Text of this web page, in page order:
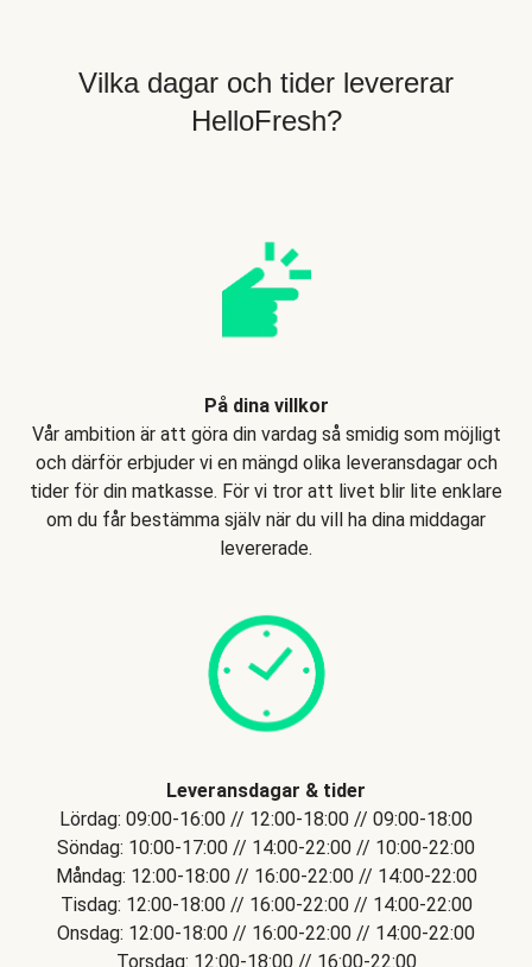
Vilka dagar och tider levererar
HelloFresh?
På dina villkor
Vår ambition är att göra din vardag så smidig som möjligt
och därför erbjuder vi en mängd olika leveransdagar och
tider för din matkasse. För vi tror att livet blir lite enklare
om du får bestämma själv när du vill ha dina middagar
levererade.
Leveransdagar & tider
Lördag: 09:00-16:00 // 12:00-18:00 // 09:00-18:00
Söndag: 10:00-17:00 // 14:00-22:00 // 10:00-22:00
Måndag: 12:00-18:00 // 16:00-22:00 // 14:00-22:00
Tisdag: 12:00-18:00 // 16:00-22:00 // 14:00-22:00
Onsdag: 12:00-18:00 // 16:00-22:00 // 14:00-22:00
Torsdag: 12:00-18:00 // 16:00-22:00